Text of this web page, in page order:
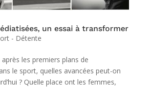
un essai à transformer
- Détente
les premiers plans de
le sport, quelles avancées peut-on
? Quelle place ont les femmes,